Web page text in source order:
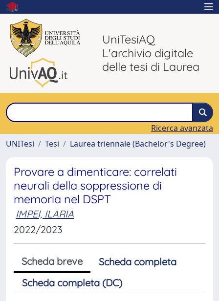
UniTesiAQ
L'archivio digitale
delle tesi di Laurea
Ricerca avanzata
UNITesi
Tesi Laurea triennale (Bachelor's Degree)
Provare a dimenticare: correlati
neurali della soppressione di
memoria nel DSPT
IMPEI, ILARIA
2022/2023
Scheda breve
Scheda completa
Scheda completa (DC)